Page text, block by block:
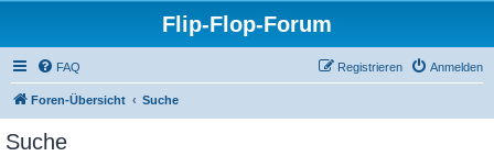
Flip-Flop-Forum
FAQ Anmelden
Registrieren
Foren-Übersicht Suche
Suche